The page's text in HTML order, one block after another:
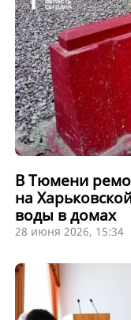
В Тюмени
на
воды в домах
28 июня 2026, 15:34